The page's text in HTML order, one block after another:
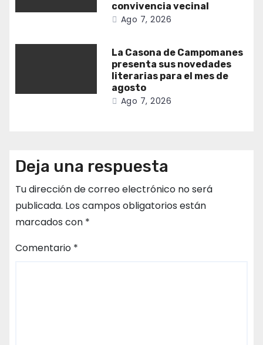
convivencia vecinal
Ago 7, 2026
La Casona de Campomanes
presenta sus novedades
literarias para el mes de
agosto
Ago 7, 2026
Deja una respuesta
Tu dirección de correo electrónico no será
publicada. Los campos obligatorios están
marcados con *
Comentario *